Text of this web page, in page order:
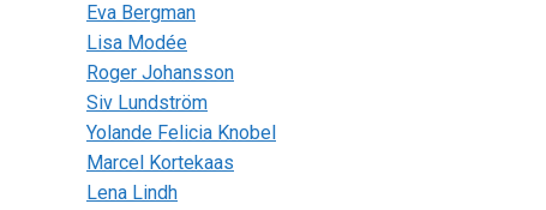
Eva Bergman
Lisa Modée
Roger Johansson
Siv Lundström
Yolande Felicia Knobel
Marcel Kortekaas
Lena Lindh